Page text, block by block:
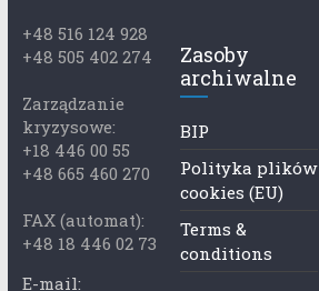
+48 516 124 928
+48 505 402 274
Zarządzanie
kryzysowe:
+18 446 00 55
+48 665 460 270
FAX (automat):
+48 18 446 02 73
E-mail:
Zasoby
archiwalne
BIP
Polityka plików
cookies (EU)
Terms &
conditions